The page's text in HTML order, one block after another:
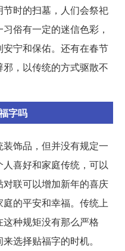
时的扫墓，人们会祭祀
俗有一定的迷信色彩，
宁和保佑。还有在春节
，以传统的方式驱散不
字吗
饰品，但并没有规定一
喜好和家庭传统，可以
联可以增加新年的喜庆
的平安和幸福。传统上
种规矩没有那么严格
选择贴福字的时机。